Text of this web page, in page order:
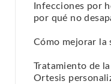
Infecciones por
por qué no
Cómo mejorar la
Tratamiento de la
Ortesis